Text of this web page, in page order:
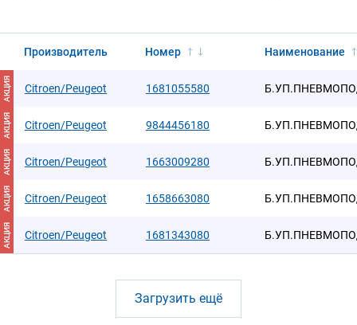
Производитель Номер Наименование
АКЦИЯ Citroen/Peugeot 1681055580
АКЦИЯ Citroen/Peugeot 9844456180
АКЦИЯ Citroen/Peugeot 1663009280
АКЦИЯ Citroen/Peugeot 1658663080
АКЦИЯ Citroen/Peugeot 1681343080
Загрузить ещё